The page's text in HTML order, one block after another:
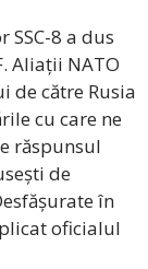
SSC-8 a dus
Aliații NATO
de către Rusia
cu care ne
răspunsul
de
în
oficialul